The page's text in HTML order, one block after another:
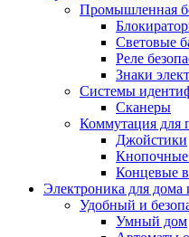
Промышленная
Световые
Реле
Знаки
Системы
Сканеры
Коммутация для
Джойстики
Концевые
Электроника для дома
Удобный и
Умный дом